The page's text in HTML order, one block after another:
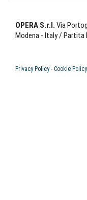
OPERA S.r.l. Via
Modena - Italy/ Partita
Privacy Policy- Cookie Policy